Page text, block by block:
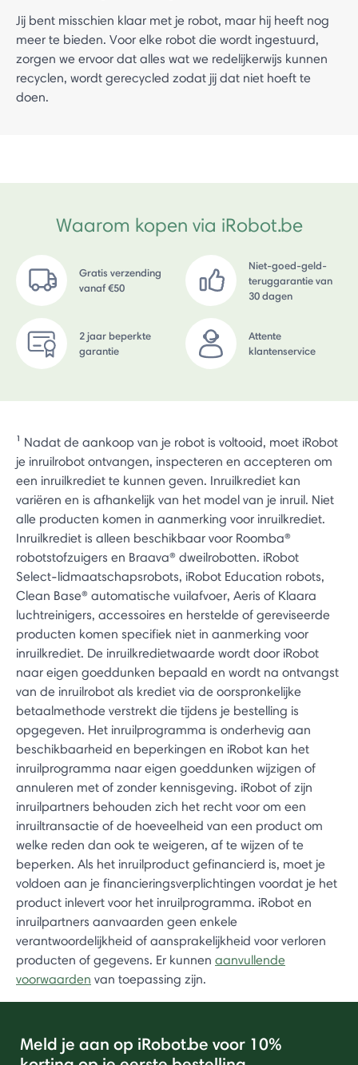
Jij bent misschien klaar met je robot, maar hij heeft nog
meer te bieden. Voor elke robot die wordt ingestuurd,
zorgen we ervoor dat alles wat we redelijkerwijs kunnen
recyclen, wordt gerecycled zodat jij dat niet hoeft te
doen.
Waarom kopen via iRobot.be
Gratis verzending
vanaf €50
Niet-goed-geld-
teruggarantie van
30 dagen
2 jaar beperkte
garantie
Attente
klantenservice
¹ Nadat de aankoop van je robot is voltooid, moet iRobot
je inruilrobot ontvangen, inspecteren en accepteren om
een inruilkrediet te kunnen geven. Inruilkrediet kan
variëren en is afhankelijk van het model van je inruil. Niet
alle producten komen in aanmerking voor inruilkrediet.
Inruilkrediet is alleen beschikbaar voor Roomba®
robotstofzuigers en Braava® dweilrobotten. iRobot
Select-lidmaatschapsrobots, iRobot Education robots,
Clean Base® automatische vuilafvoer, Aeris of Klaara
luchtreinigers, accessoires en herstelde of gereviseerde
producten komen specifiek niet in aanmerking voor
inruilkrediet. De inruilkredietwaarde wordt door iRobot
naar eigen goeddunken bepaald en wordt na ontvangst
van de inruilrobot als krediet via de oorspronkelijke
betaalmethode verstrekt die tijdens je bestelling is
opgegeven. Het inruilprogramma is onderhevig aan
beschikbaarheid en beperkingen en iRobot kan het
inruilprogramma naar eigen goeddunken wijzigen of
annuleren met of zonder kennisgeving. iRobot of zijn
inruilpartners behouden zich het recht voor om een
inruiltransactie of de hoeveelheid van een product om
welke reden dan ook te weigeren, af te wijzen of te
beperken. Als het inruilproduct gefinancierd is, moet je
voldoen aan je financieringsverplichtingen voordat je het
product inlevert voor het inruilprogramma. iRobot en
inruilpartners aanvaarden geen enkele
verantwoordelijkheid of aansprakelijkheid voor verloren
producten of gegevens. Er kunnen aanvullende
voorwaarden van toepassing zijn.
Meld je aan op iRobot.be voor 10%